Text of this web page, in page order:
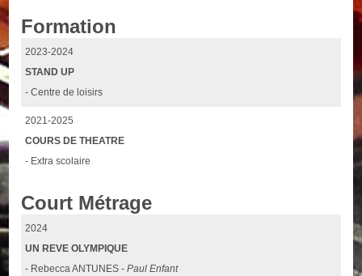
Formation
2023-2024
STAND UP
- Centre de loisirs
2021-2025
COURS DE THEATRE
- Extra scolaire
Court Métrage
2024
UN REVE OLYMPIQUE
- Rebecca ANTUNES -Paul Enfant